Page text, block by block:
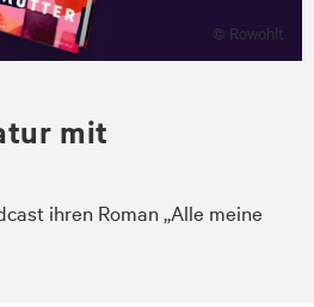
© Rowohlt
mit
ihren Roman „Alle meine